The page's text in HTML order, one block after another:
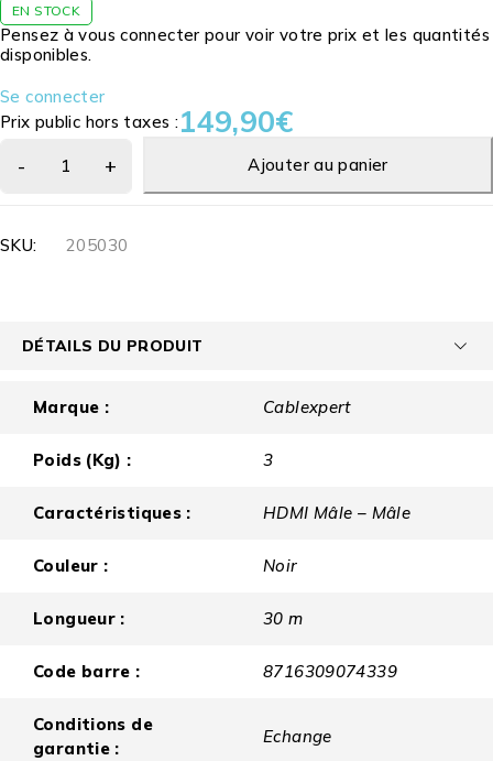
EN STOCK
Pensez à vous connecter pour voir votre prix et les quantités
disponibles.
Se connecter
Prix public hors taxes :149,90€
Ajouter au panier
SKU: 205030
DÉTAILS DU PRODUIT
Marque : Cablexpert
Poids (Kg) : 3
Caractéristiques : HDMI Mâle – Mâle
Couleur : Noir
Longueur : 30 m
Code barre : 8716309074339
Conditions de
garantie :
Echange